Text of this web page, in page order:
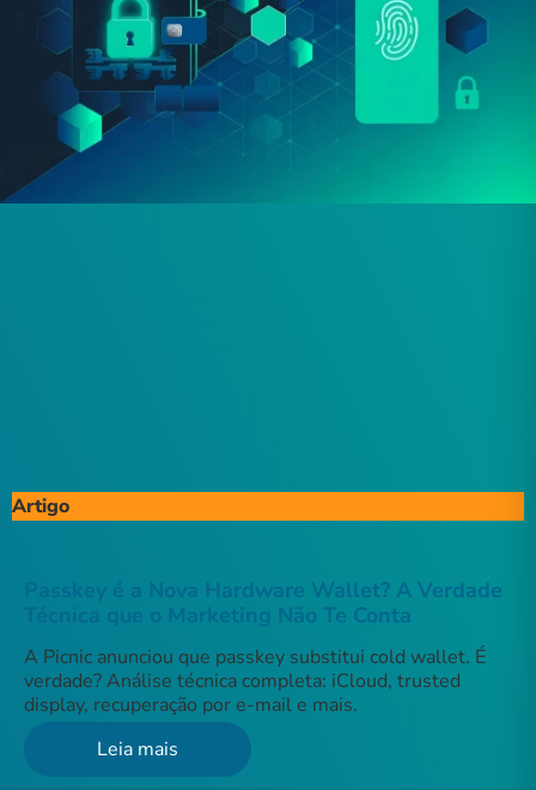
Artigo
Passkey é a Nova Hardware Wallet? A Verdade
Técnica que o Marketing Não Te Conta
A Picnic anunciou que passkey substitui cold wallet. É
verdade? Análise técnica completa: iCloud, trusted
display, recuperação por e-mail e mais.
Leia mais